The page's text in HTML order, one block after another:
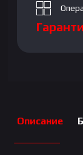
DVD|
key
Описание